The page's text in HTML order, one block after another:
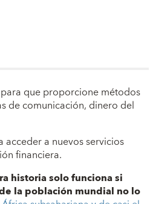
que proporcione métodos
de comunicación, dinero del
a nuevos servicios
financiera.
historia solo funciona si
la población mundial no lo